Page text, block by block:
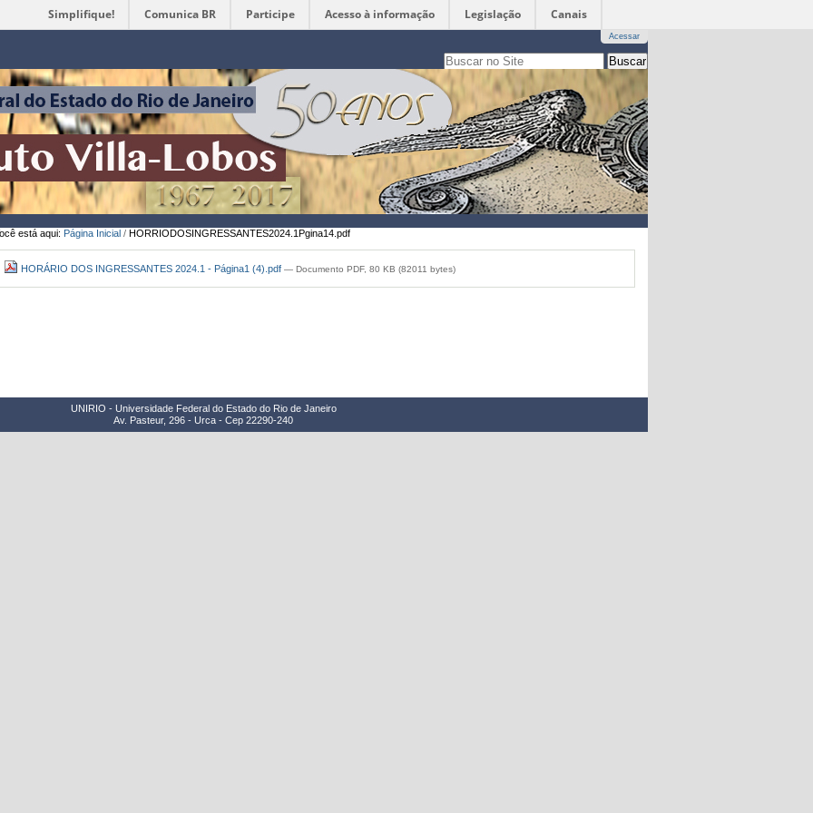
Simplifique! Comunica BR Participe Acesso à informação Legislação Canais
Acessar
Busca
apenas nesta seção
Busca
Avançada…
está aqui: Página Inicial / HORRIODOSINGRESSANTES2024.1Pgina14.pdf
HORÁRIO DOS INGRESSANTES 2024.1 - Página1 (4).pdf — Documento PDF, 80 KB (82011 bytes)
UNIRIO - Universidade Federal do Estado do Rio de Janeiro
Av. Pasteur, 296 - Urca - Cep 22290-240